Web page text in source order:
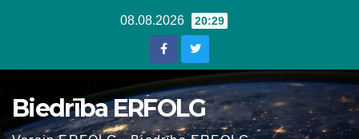
08.08.2026 20:29
Biedrība ERFOLG